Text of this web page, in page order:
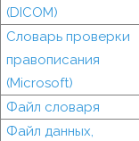
(DICOM)
Словарь проверки
правописания
(Microsoft)
Файл словаря
Файл данных,